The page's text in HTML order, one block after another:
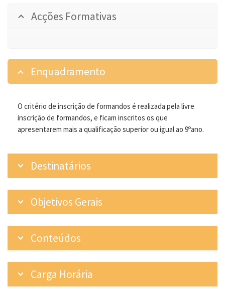
Acções Formativas
Enquadramento
O critério de inscrição de formandos é realizada pela livre
inscrição de formandos, e ficam inscritos os que
apresentarem mais a qualificação superior ou igual ao 9ºano.
Destinatários
Objetivos Gerais
Conteúdos
Carga Horária